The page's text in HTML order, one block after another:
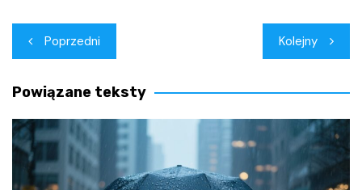
Nawigacja
wpisu
Poprzedni Kolejny
Powiązane teksty